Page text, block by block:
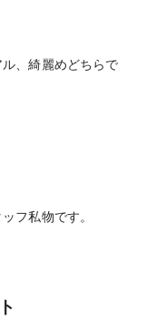
、綺麗めどちらで
フ私物です。